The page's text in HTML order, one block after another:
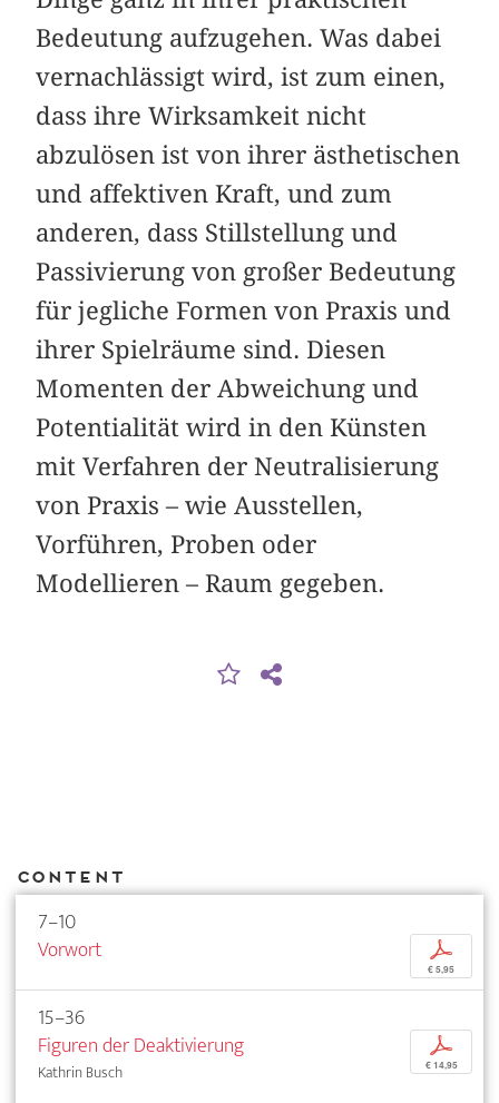
Bedeutung aufzugehen. Was dabei
vernachlässigt wird, ist zum einen,
dass ihre Wirksamkeit nicht
abzulösen ist von ihrer ästhetischen
und affektiven Kraft, und zum
anderen, dass Stillstellung und
Passivierung von großer Bedeutung
für jegliche Formen von Praxis und
ihrer Spielräume sind. Diesen
Momenten der Abweichung und
Potentialität wird in den Künsten
mit Verfahren der Neutralisierung
von Praxis – wie Ausstellen,
Vorführen, Proben oder
Modellieren – Raum gegeben.
Content
7–10
Vorwort
p
€ 5,95
15–36
Figuren der Deaktivierung
Kathrin Busch
p
€ 14,95